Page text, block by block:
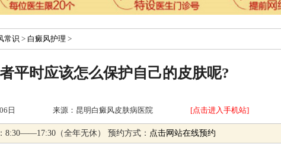
常识 > 白癜风护理 >
平时应该怎么保护自己的皮肤呢?
12月06日 来源：昆明白癜风皮肤病医院 [点击进入手机站]
8:30——17:30（全年无休） 预约方式： 点击网站在线预约